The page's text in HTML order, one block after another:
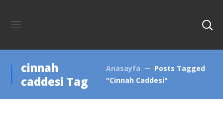
cinnah
caddesi Tag
Anasayfa
Posts Tagged
"cinnah Caddesi"